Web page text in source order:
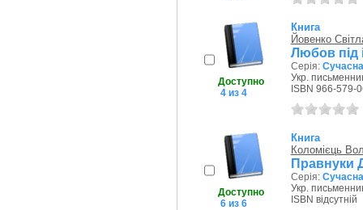
Доступно
4 из 4
Книга
Йовенко
Любов під
Серія: Сучасна
Укр.
ISBN 966-579-
Доступно
6 из 6
Книга
Коломієць
Правнуки
Серія: Сучасна
Укр.
ISBN відсутній